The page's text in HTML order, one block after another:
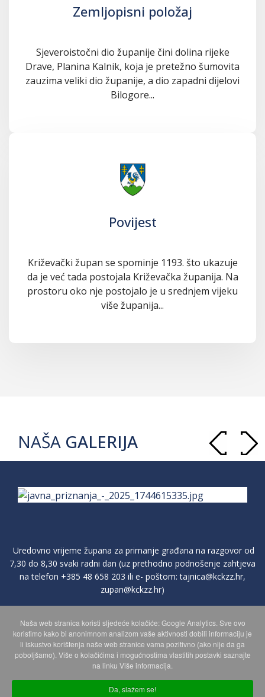
Zemljopisni položaj
Sjeveroistočni dio županije čini dolina rijeke
Drave, Planina Kalnik, koja je pretežno šumovita
zauzima veliki dio županije, a dio zapadni dijelovi
Bilogore...
Povijest
Križevački župan se spominje 1193. što ukazuje
da je već tada postojala Križevačka županija. Na
prostoru oko nje postojalo je u srednjem vijeku
više županija...
NAŠA GALERIJA
Uredovno vrijeme župana za primanje građana na razgovor od
7,30 do 8,30 svaki radni dan (uz prethodno podnošenje zahtjeva
na telefon +385 48 658 203 ili e- poštom:tajnica@kckzz.hr,
zupan@kckzz.hr)
POLITIKA ZAŠTITE PRIVATNOSTI OSOBNIH PODATAKA
MAPA WEBA
Naša web stranica koristi sljedeće kolačiće: Google Analytics. Sve ovo
koristimo kako bi anonimnom analizom vaše aktivnosti dobili informaciju je
li iskustvo korištenja naše web stranice vama pozitivno (ako nije da ga
poboljšamo). Više o kolačićima i mogućnostima vlastitih postavki saznajte
na linku Više informacija.
Da, slažem se!